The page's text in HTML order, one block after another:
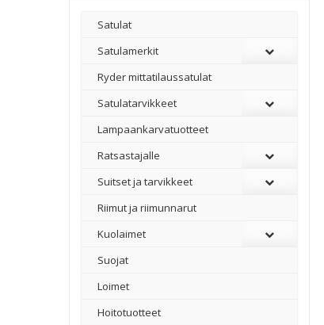
Satulat
Satulamerkit
Ryder mittatilaussatulat
Satulatarvikkeet
–
Lampaankarvatuotteet
Ratsastajalle
Suitset ja tarvikkeet
Riimut ja riimunnarut
Kuolaimet
Suojat
Loimet
Hoitotuotteet